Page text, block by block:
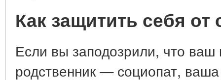
Как защитить себя от
Если вы заподозрили, что ваш
родственник — социопат,